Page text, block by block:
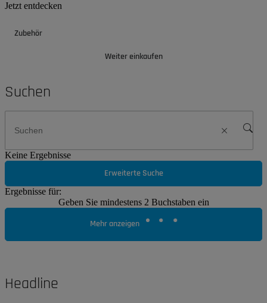
Jetzt entdecken
Zubehör
Weiter einkaufen
Suchen
Keine Ergebnisse
Erweiterte Suche
Ergebnisse für:
Geben Sie mindestens 2 Buchstaben ein
Mehr anzeigen
Headline